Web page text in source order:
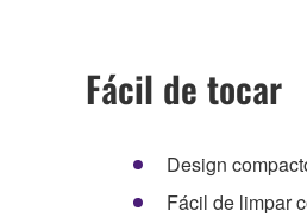
Fácil de tocar
Design
Fácil de limpar